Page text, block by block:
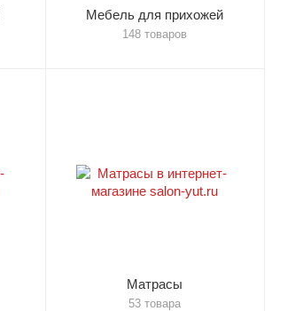
Мебель для прихожей
148 товаров
Матрасы
53 товара